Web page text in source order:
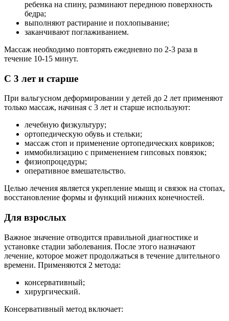
ребенка на спину, разминают переднюю поверхность
бедра;
выполняют растирание и похлопывание;
заканчивают поглаживанием.
Массаж необходимо повторять ежедневно по 2-3 раза в
течение 10-15 минут.
С 3 лет и старше
При вальгусном деформировании у детей до 2 лет применяют
только массаж, начиная с 3 лет и старше используют:
лечебную физкультуру;
ортопедическую обувь и стельки;
массаж стоп и применение ортопедических ковриков;
иммобилизацию с применением гипсовых повязок;
физиопроцедуры;
оперативное вмешательство.
Целью лечения является укрепление мышц и связок на стопах,
восстановление формы и функций нижних конечностей.
Для взрослых
Важное значение отводится правильной диагностике и
установке стадии заболевания. После этого назначают
лечение, которое может продолжаться в течение длительного
времени. Применяются 2 метода:
консервативный;
хирургический.
Консервативный метод включает: